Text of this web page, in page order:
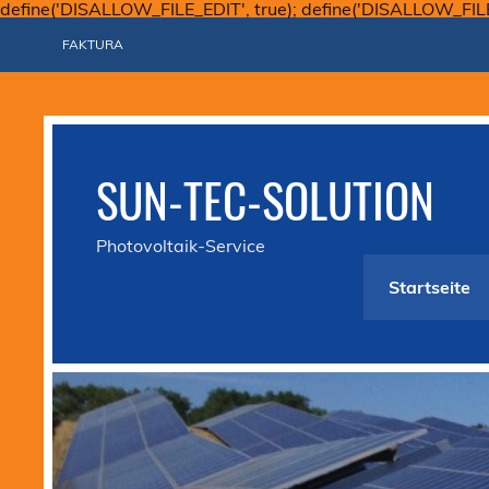
define('DISALLOW_FILE_EDIT', true);
FAKTURA
SUN-TEC-SOLUTION
Photovoltaik-Service
Startseite